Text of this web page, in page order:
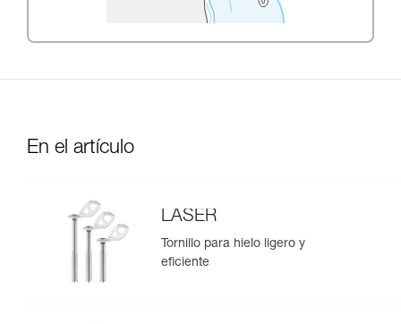
En el artículo
LASER
Tornillo para hielo ligero y
eficiente